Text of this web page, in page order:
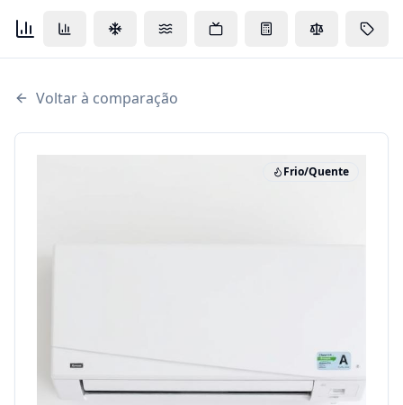
Voltar à comparação
Frio/Quente